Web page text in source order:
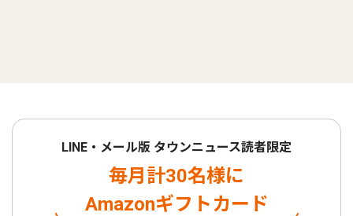
LINE・メール版 タウンニュース読者限定
毎月計30名様に
Amazonギフトカード